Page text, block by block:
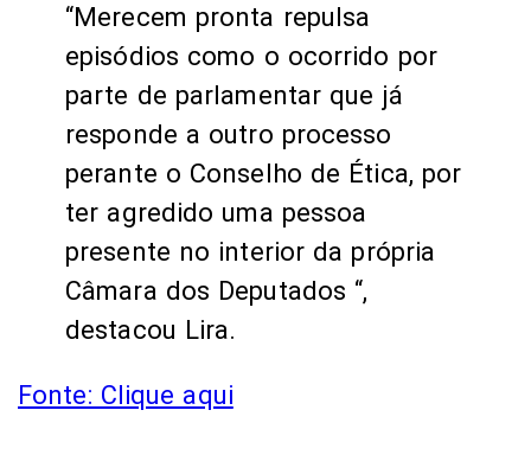
“Merecem pronta repulsa
episódios como o ocorrido por
parte de parlamentar que já
responde a outro processo
perante o Conselho de Ética, por
ter agredido uma pessoa
presente no interior da própria
Câmara dos Deputados “,
destacou Lira.
Fonte: Clique aqui